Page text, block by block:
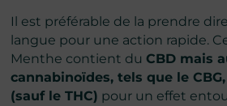
Il est préférable de la prendre
langue pour une action rapide.
Menthe contient duCBD mais
cannabinoïdes, tels que le
(sauf le THC) pour un effet